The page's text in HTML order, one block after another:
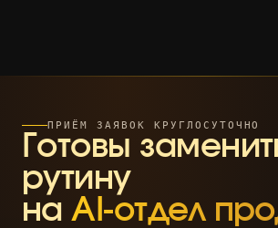
ПРИЁМ ЗАЯВОК КРУГЛОСУТОЧНО
Готовы
рутину
на AI-отдел